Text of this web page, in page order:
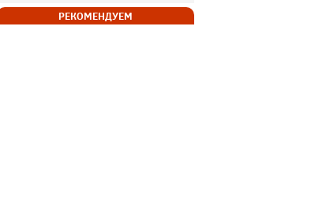
РЕКОМЕНДУЕМ